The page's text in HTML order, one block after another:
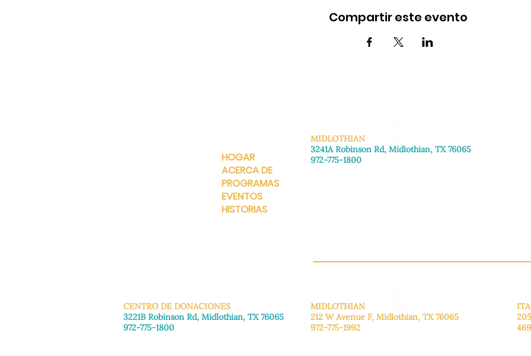
Compartir este evento
HOGAR
ACERCA DE
PROGRAMAS
EVENTOS
HISTORIAS
MIDLOTHIAN
3241A Robinson Rd, Midlothian, TX 76065
972-775-1800
CENTRO DE DONACIONES
3221B Robinson Rd, Midlothian, TX 76065
972-775-1800
MIDLOTHIAN
212 W Avenue F, Midlothian, TX 76065
972-775-1992